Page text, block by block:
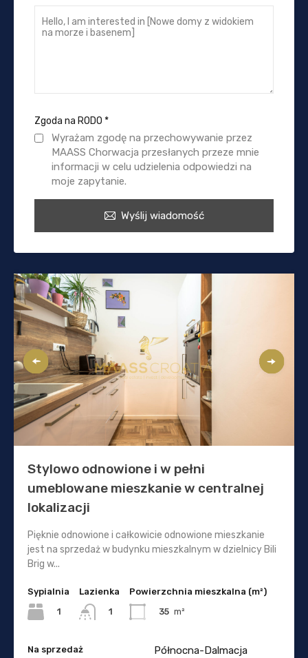
Zgoda na RODO *
Wyrażam zgodę na przechowywanie przez
MAASS Chorwacja przesłanych przeze mnie
informacji w celu udzielenia odpowiedzi na
moje zapytanie.
Wyślij wiadomość
Stylowo odnowione i w pełni
umeblowane mieszkanie w centralnej
lokalizacji
Pięknie odnowione i całkowicie odnowione mieszkanie
jest na sprzedaż w budynku mieszkalnym w dzielnicy Bili
Brig w...
Sypialnia
1
Lazienka
1
Powierzchnia mieszkalna (m²)
35 m²
Na sprzedaż
Północna-Dalmacja